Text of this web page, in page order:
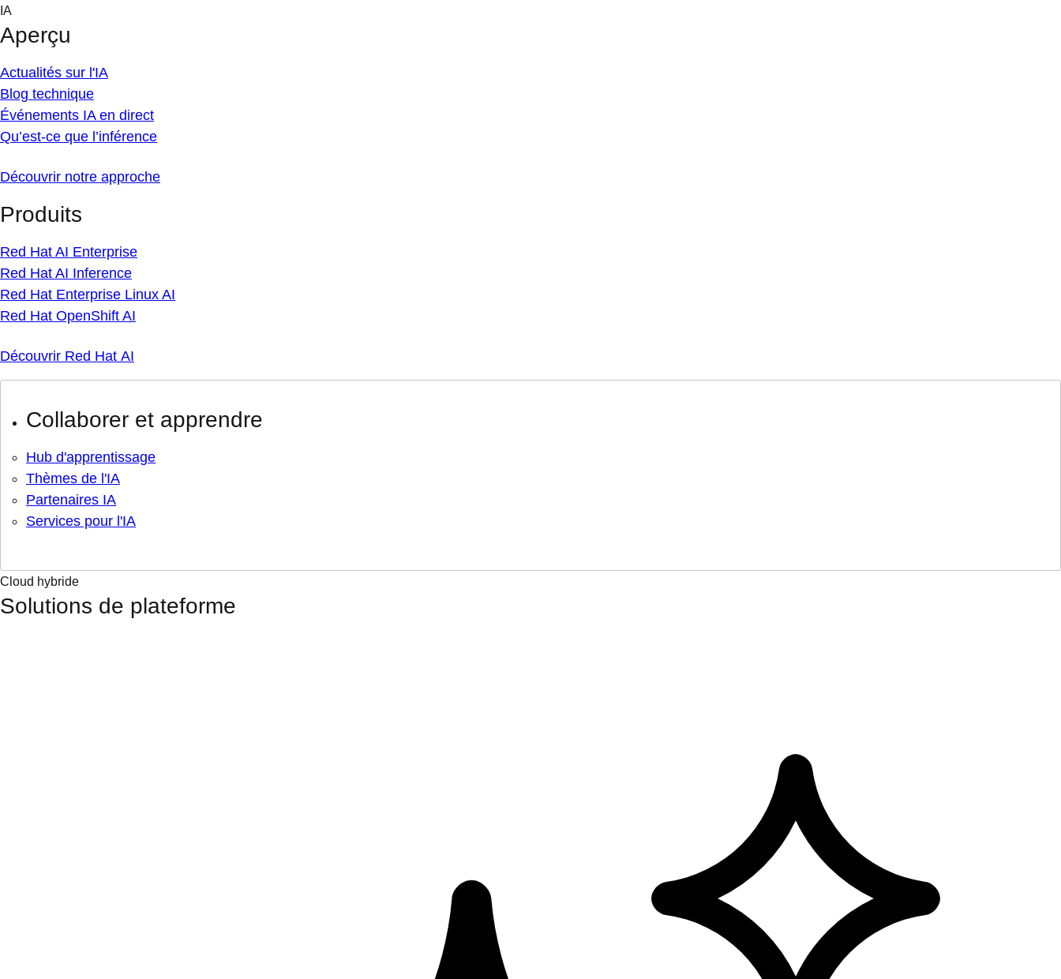
Skip
content
IA
Aperçu
Actualités sur l'IA
Blog technique
Événements IA en direct
Qu’est-ce que l’inférence
Découvrir notre approche
Produits
Red Hat AI Enterprise
Red Hat AI Inference
Red Hat Enterprise Linux AI
Red Hat OpenShift AI
Découvrir Red Hat AI
Collaborer et apprendre
Hub d'apprentissage
Thèmes de l'IA
Partenaires IA
Services pour l'IA
Cloud hybride
Solutions de plateforme